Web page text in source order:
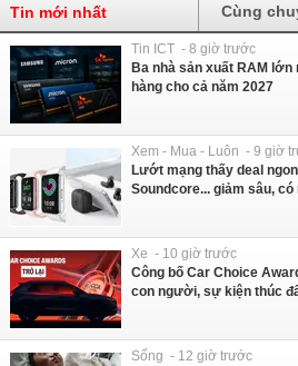
Tin mới nhất Cùng
Tin ICT - 8 giờ trước
Ba nhà sản xuất RAM
hàng cho cả năm 2027
Xem - Mua - Luôn - 9 giờ
Lướt mạng thấy deal
Soundcore... giảm sâu,
Xe - 10 giờ trước
Công bố Car Choice
con người, sự kiện thúc
Sống - 12 giờ trước